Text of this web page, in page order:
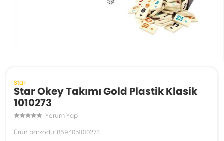
Star
Star Okey Takımı Gold Plastik Klasik
1010273
Yorum Yap
Ürün barkodu: 8694051010273